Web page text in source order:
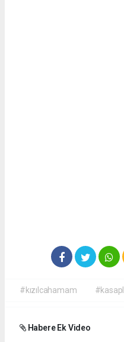
#kızılcahamam
Habere Ek Video